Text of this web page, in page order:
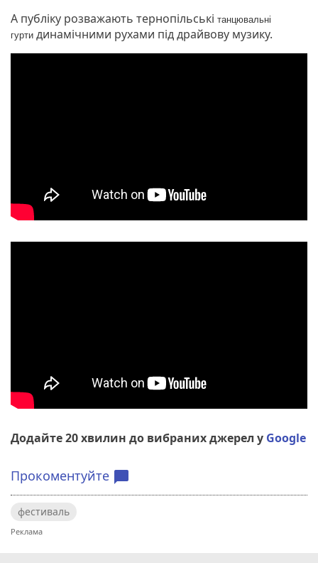
А публіку розважають тернопільські танцювальні
гурти динамічними рухами під драйвову музику.
Додайте 20 хвилин до вибраних джерел у Google
Прокоментуйте chat_bubble
фестиваль